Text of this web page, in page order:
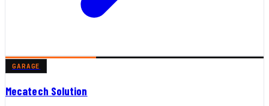
GARAGE
Mecatech Solution